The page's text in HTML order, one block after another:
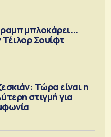
μπλοκάρει...
Τέιλορ Σουίφτ
Τώρα είναι η
στιγμή για